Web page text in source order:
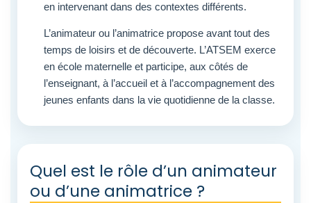
en intervenant dans des contextes différents.
L’animateur ou l’animatrice propose avant tout des
temps de loisirs et de découverte. L’ATSEM exerce
en école maternelle et participe, aux côtés de
l’enseignant, à l’accueil et à l’accompagnement des
jeunes enfants dans la vie quotidienne de la classe.
Quel est le rôle d’un animateur
ou d’une animatrice ?